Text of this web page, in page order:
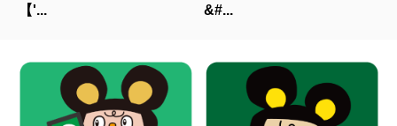
【'...
&#...